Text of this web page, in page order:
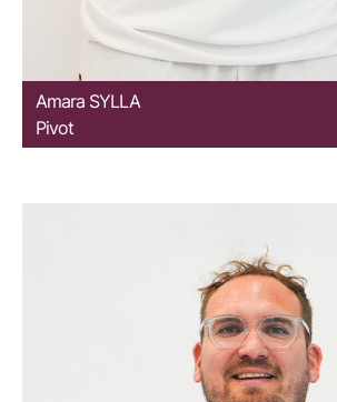
Amara SYLLA
Pivot